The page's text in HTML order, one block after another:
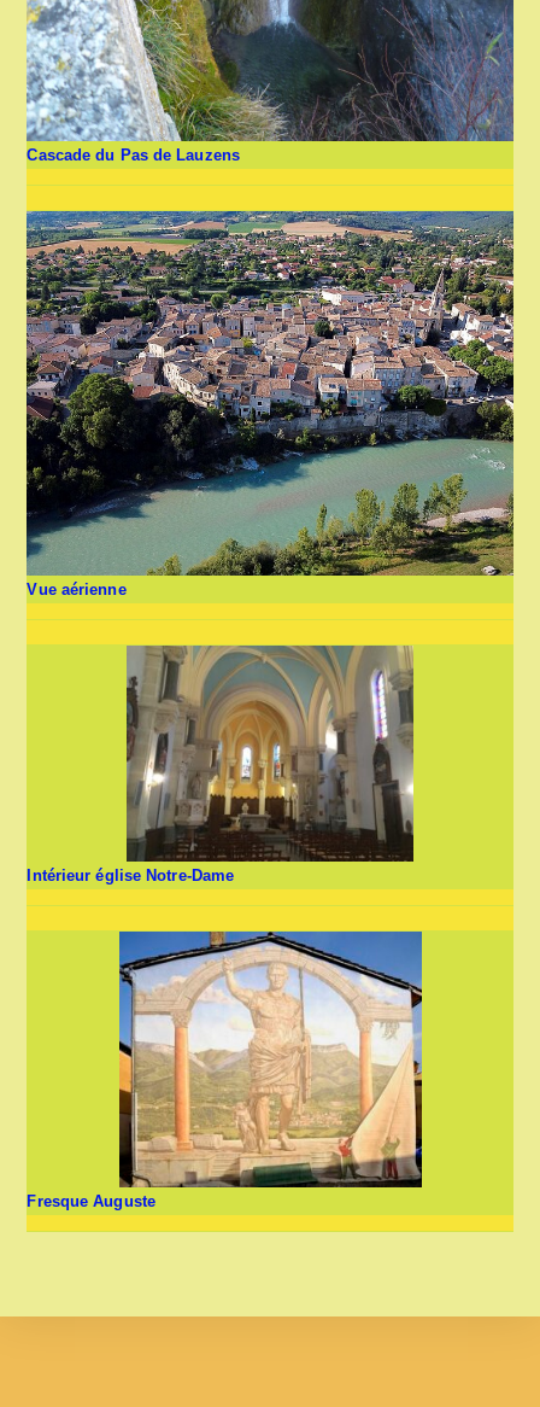
Cascade du Pas de Lauzens
Vue aérienne
Intérieur église Notre-Dame
Fresque Auguste